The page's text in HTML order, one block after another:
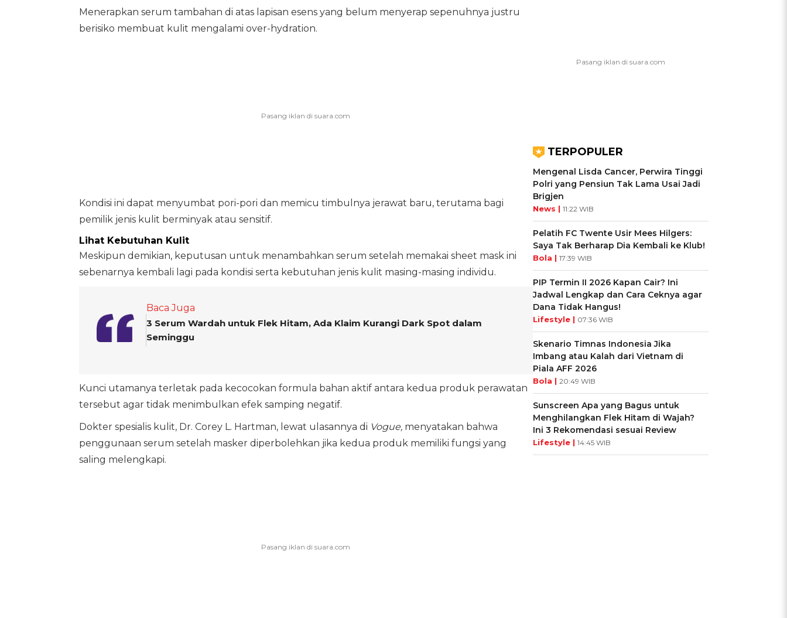
Menerapkan serum tambahan di atas lapisan esens yang belum menyerap sepenuhnya justru
berisiko membuat kulit mengalami over-hydration.
Kondisi ini dapat menyumbat pori-pori dan memicu timbulnya jerawat baru, terutama bagi
pemilik jenis kulit berminyak atau sensitif.
Lihat Kebutuhan Kulit
Meskipun demikian, keputusan untuk menambahkan serum setelah memakai sheet mask ini
sebenarnya kembali lagi pada kondisi serta kebutuhan jenis kulit masing-masing individu.
Baca Juga
3 Serum Wardah untuk Flek Hitam, Ada Klaim Kurangi Dark Spot dalam
Seminggu
Kunci utamanya terletak pada kecocokan formula bahan aktif antara kedua produk perawatan
tersebut agar tidak menimbulkan efek samping negatif.
Dokter spesialis kulit, Dr. Corey L. Hartman, lewat ulasannya di Vogue,menyatakan bahwa
penggunaan serum setelah masker diperbolehkan jika kedua produk memiliki fungsi yang
saling melengkapi.
TERPOPULER
Mengenal Lisda Cancer, Perwira Tinggi
Polri yang Pensiun Tak Lama Usai Jadi
Brigjen
News | 11:22 WIB
Pelatih FC Twente Usir Mees Hilgers:
Saya Tak Berharap Dia Kembali ke Klub!
Bola | 17:39 WIB
PIP Termin II 2026 Kapan Cair? Ini
Jadwal Lengkap dan Cara Ceknya agar
Dana Tidak Hangus!
Lifestyle | 07:36 WIB
Skenario Timnas Indonesia Jika
Imbang atau Kalah dari Vietnam di
Piala AFF 2026
Bola | 20:49 WIB
Sunscreen Apa yang Bagus untuk
Menghilangkan Flek Hitam di Wajah?
Ini 3 Rekomendasi sesuai Review
Lifestyle | 14:45 WIB